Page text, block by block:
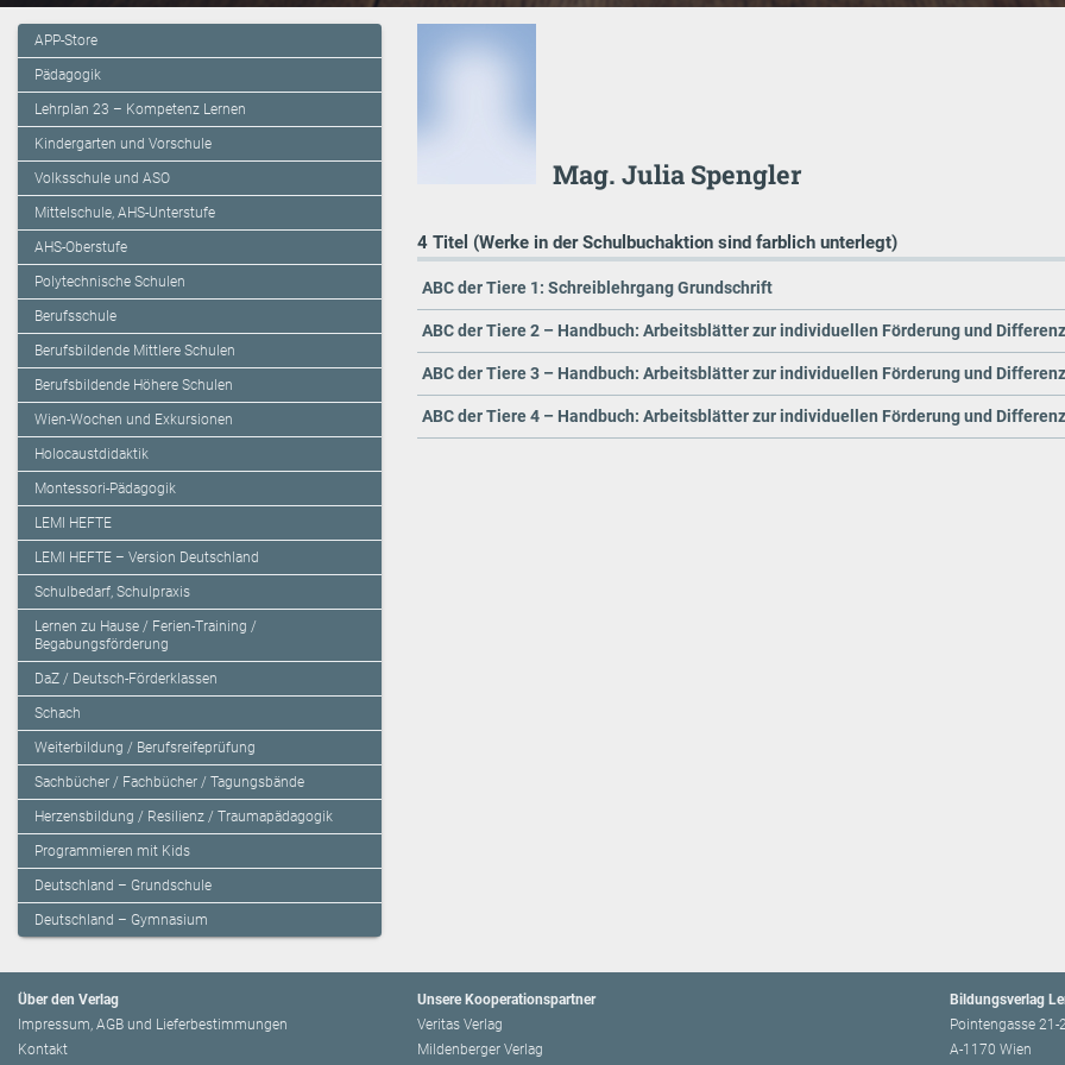
APP-Store
Pädagogik
Lehrplan 23 – Kompetenz Lernen
Kindergarten und Vorschule
Volksschule und ASO
Mittelschule, AHS-Unterstufe
AHS-Oberstufe
Polytechnische Schulen
Berufsschule
Berufsbildende Mittlere Schulen
Berufsbildende Höhere Schulen
Wien-Wochen und Exkursionen
Holocaustdidaktik
Montessori-Pädagogik
LEMI HEFTE
LEMI HEFTE – Version Deutschland
Schulbedarf, Schulpraxis
Lernen zu Hause / Ferien-Training /
Begabungsförderung
DaZ / Deutsch-Förderklassen
Schach
Weiterbildung / Berufsreifeprüfung
Sachbücher / Fachbücher / Tagungsbände
Herzensbildung / Resilienz / Traumapädagogik
Programmieren mit Kids
Deutschland – Grundschule
Deutschland – Gymnasium
Mag. Julia Spengler
4 Titel (Werke in der Schulbuchaktion sind farblich unterlegt)
ABC der Tiere 1: Schreiblehrgang Grundschrift
ABC der Tiere 2 – Handbuch: Arbeitsblätter zur individuellen Förderung und
ABC der Tiere 3 – Handbuch: Arbeitsblätter zur individuellen Förderung und
ABC der Tiere 4 – Handbuch: Arbeitsblätter zur individuellen Förderung und
Über den Verlag
Impressum, AGB und Lieferbestimmungen
Kontakt
Unsere Kooperationspartner
Veritas Verlag
Mildenberger Verlag
Bildungsverlag
Pointengasse 21-
A-1170 Wien